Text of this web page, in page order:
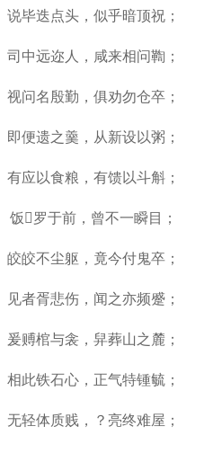
说毕迭点头，似乎暗顶祝；
司中远迩人，咸来相问鞫；
视问名殷勤，俱劝勿仓卒；
即便遗之羹，从新设以粥；
有应以食粮，有馈以斗斛；
饭𩚅罗于前，曾不一瞬目；
皎皎不尘躯，竟今付鬼卒；
见者胥悲伤，闻之亦频蹙；
爰赙棺与衾，舁葬山之麓；
相此铁石心，正气特锺毓；
无轻体质贱，？亮终难屋；